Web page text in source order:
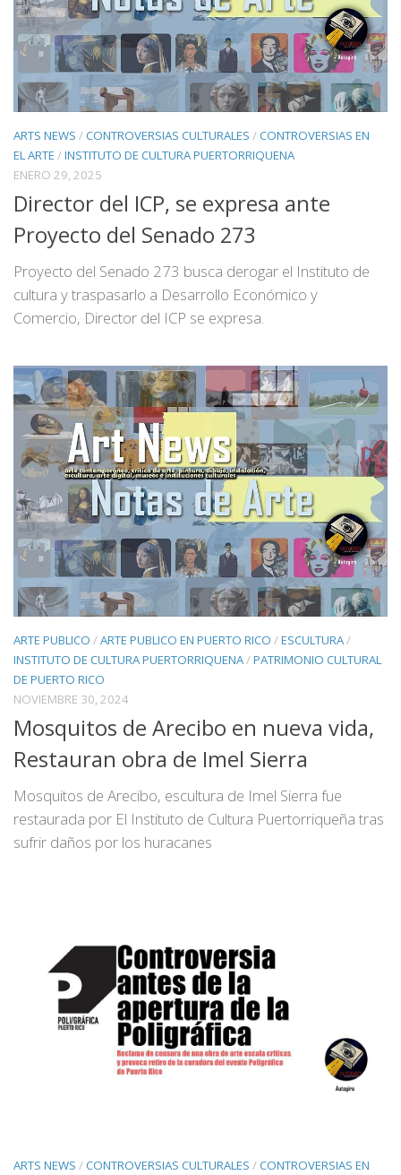
ARTS NEWS /CONTROVERSIAS CULTURALES /CONTROVERSIAS EN
EL ARTE /INSTITUTO DE CULTURA PUERTORRIQUENA
ENERO 29, 2025
Director del ICP, se expresa ante
Proyecto del Senado 273
Proyecto del Senado 273 busca derogar el Instituto de
cultura y traspasarlo a Desarrollo Económico y
Comercio, Director del ICP se expresa.
ARTE PUBLICO /ARTE PUBLICO EN PUERTO RICO /ESCULTURA/
INSTITUTO DE CULTURA PUERTORRIQUENA/PATRIMONIO CULTURAL
DE PUERTO RICO
NOVIEMBRE 30, 2024
Mosquitos de Arecibo en nueva vida,
Restauran obra de Imel Sierra
Mosquitos de Arecibo, escultura de Imel Sierra fue
restaurada por El Instituto de Cultura Puertorriqueña tras
sufrir daños por los huracanes
ARTS NEWS /CONTROVERSIAS CULTURALES /CONTROVERSIAS EN